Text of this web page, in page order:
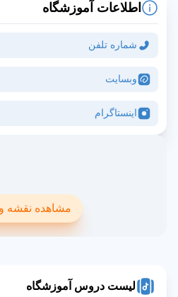
اطلاعات آموزشگاه
شماره تلفن
وبسایت
اینستاگرام
مشاهده نقشه
لیست دروس آموزشگاه